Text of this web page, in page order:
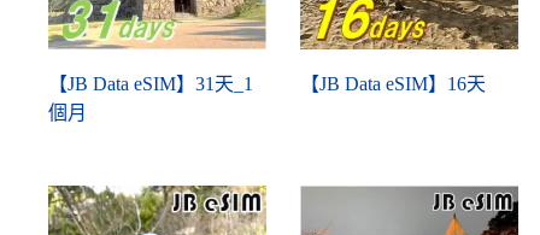
【JB Data eSIM】31天_1
個月
【JB Data eSIM】16天